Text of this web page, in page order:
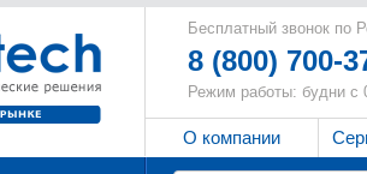
Бесплатный звонок по
8 (800) 700-
Режим работы: будни с
О компании